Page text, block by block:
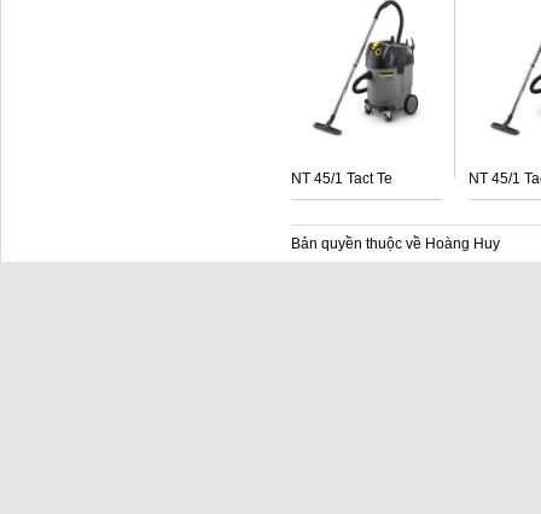
NT 45/1 Tact Te NT 45/1
Bản quyền thuộc về Hoàng Huy